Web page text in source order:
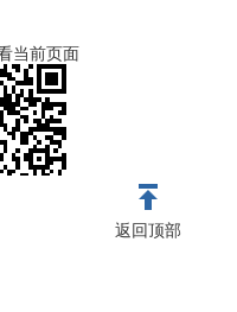
当前页面